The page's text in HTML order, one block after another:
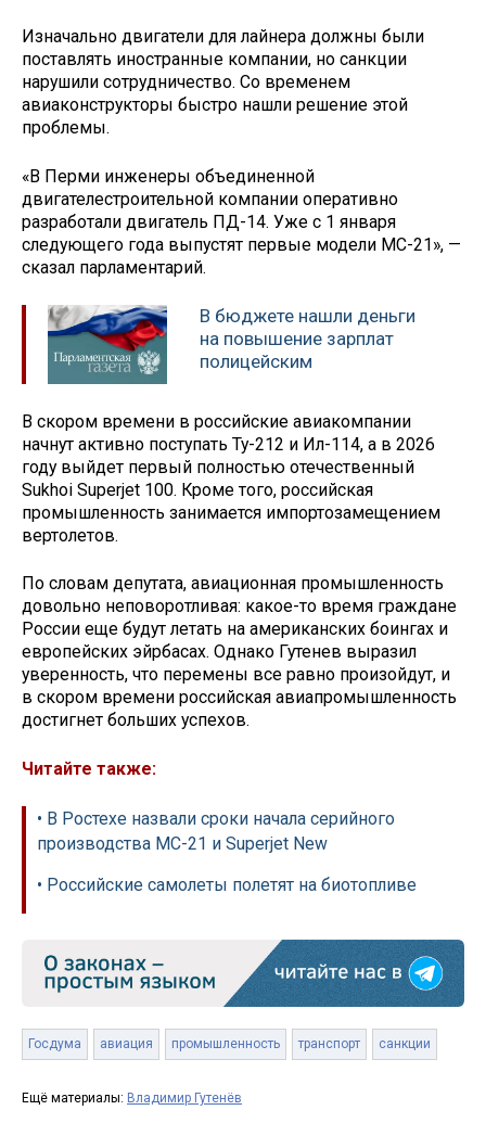
Изначально двигатели для лайнера должны были
поставлять иностранные компании, но санкции
нарушили сотрудничество. Со временем
авиаконструкторы быстро нашли решение этой
проблемы.
«В Перми инженеры объединенной
двигателестроительной компании оперативно
разработали двигатель ПД-14. Уже с 1 января
следующего года выпустят первые модели МС-21», —
сказал парламентарий.
В бюджете нашли деньги
на повышение зарплат
полицейским
В скором времени в российские авиакомпании
начнут активно поступать Ту-212 и Ил-114, а в 2026
году выйдет первый полностью отечественный
Sukhoi Superjet 100. Кроме того, российская
промышленность занимается импортозамещением
вертолетов.
По словам депутата, авиационная промышленность
довольно неповоротливая: какое-то время граждане
России еще будут летать на американских боингах и
европейских эйрбасах. Однако Гутенев выразил
уверенность, что перемены все равно произойдут, и
в скором времени российская авиапромышленность
достигнет больших успехов.
Читайте также:
• В Ростехе назвали сроки начала серийного
производства МС-21 и Superjet New
• Российские самолеты полетят на биотопливе
Госдума авиация промышленность транспорт санкции
Ещё материалы: Владимир Гутенёв